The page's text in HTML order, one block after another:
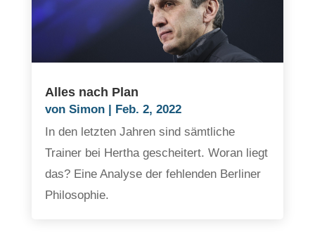
Alles nach Plan
von Simon|
Feb. 2, 2022
In den letzten Jahren sind sämtliche
Trainer bei Hertha gescheitert. Woran liegt
das? Eine Analyse der fehlenden Berliner
Philosophie.